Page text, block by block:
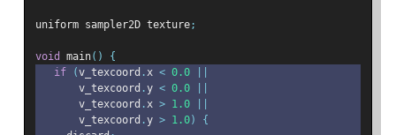
uniform sampler2D texture;
void main()
{
if
(v_texcoord .x < 0.0
       v_texcoord
.y < 0.0
       v_texcoord
.x > 1.0
       v_texcoord
.y > 1.0)
{